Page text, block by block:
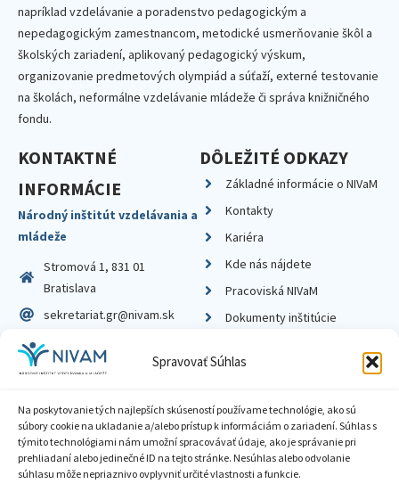
Spravovať Súhlas
Na poskytovanie tých najlepších skúseností používame technológie, ako sú
súbory cookie na ukladanie a/alebo prístup k informáciám o zariadení. Súhlas s
týmito technológiami nám umožní spracovávať údaje, ako je správanie pri
prehliadaní alebo jedinečné ID na tejto stránke. Nesúhlas alebo odvolanie
súhlasu môže nepriaznivo ovplyvniť určité vlastnosti a funkcie.
napríklad vzdelávanie a poradenstvo pedagogickým a
nepedagogickým zamestnancom, metodické usmerňovanie škôl a
školských zariadení, aplikovaný pedagogický výskum,
organizovanie predmetových olympiád a súťaží, externé testovanie
na školách, neformálne vzdelávanie mládeže či správa knižničného
fondu.
KONTAKTNÉ
INFORMÁCIE
Národný inštitút vzdelávania a
mládeže
Stromová 1, 831 01
Bratislava
sekretariat.gr@nivam.sk
IČO: 00164348
DIČ: 2020798714
DÔLEŽITÉ ODKAZY
Základné informácie o NIVaM
Kontakty
Kariéra
Kde nás nájdete
Pracoviská NIVaM
Dokumenty inštitúcie
Zásady ochrany súkromia